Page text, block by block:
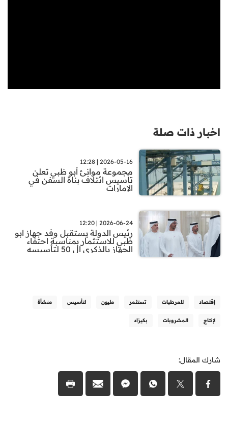
اخبار ذات صلة
2026-05-16 | 12:28
مجموعة موانئ أبو ظبي تعلن
تأسيس ائتلاف بناة السفن في
الإمارات
2026-06-24 | 12:20
رئيس الدولة يستقبل وفد جهاز ابو
ظبي للاستثمار بمناسبة احتفاء
الجهاز بالذكرى ال 50 لتأسيسه
إقتصاد للمرطبات تستثمر مليون لتأسيس منشأة
لإنتاج المشروبات بكيزاد
شارك المقال: